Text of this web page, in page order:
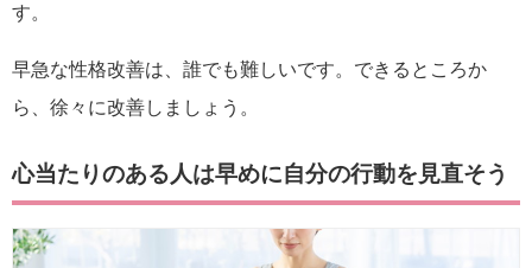
す。
早急な性格改善は、誰でも難しいです。できるところか
ら、徐々に改善しましょう。
心当たりのある人は早めに自分の行動を見直そう